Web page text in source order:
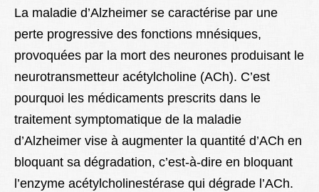
La maladie d’Alzheimer se caractérise par une
perte progressive des fonctions mnésiques,
provoquées par la mort des neurones produisant le
neurotransmetteur acétylcholine (ACh). C’est
pourquoi les médicaments prescrits dans le
traitement symptomatique de la maladie
d’Alzheimer vise à augmenter la quantité d’ACh en
bloquant sa dégradation, c’est-à-dire en bloquant
l’enzyme acétylcholinestérase qui dégrade l’ACh.